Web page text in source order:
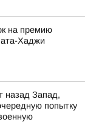
на премию
Хаджи
назад Запад,
попытку